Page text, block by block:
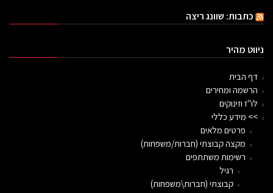
כתבות: שוונג ריצה
ניווט מהיר
דף הבית
הרשמה ומחירים
לו"ז וזינוקים
>> מידע כללי
פרטים מלאים
מקצה קבוצתי (חברות/משפחות)
רשימות משתתפים
רגיל
קבוצתי (חברות\משפחות)